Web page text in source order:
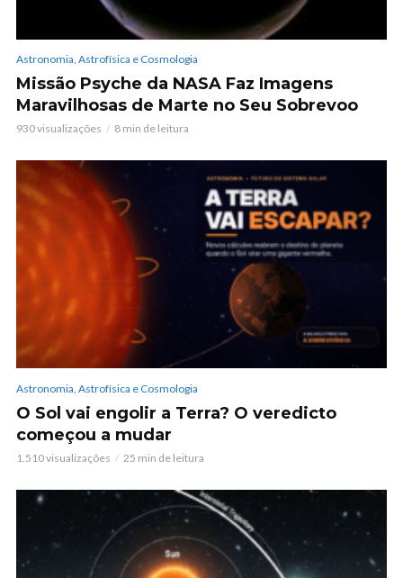
Astronomia, Astrofísica e Cosmologia
Missão Psyche da NASA Faz Imagens
Maravilhosas de Marte no Seu Sobrevoo
930 visualizações 8 min de leitura
Astronomia, Astrofísica e Cosmologia
O Sol vai engolir a Terra? O veredicto
começou a mudar
1.510 visualizações 25 min de leitura